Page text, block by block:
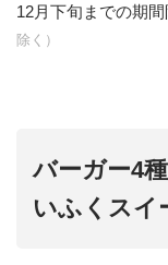
12月下旬までの期間
除く）
バーガー4
いふくスイ